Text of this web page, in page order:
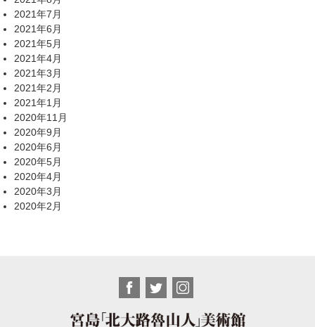
2021年7月
2021年6月
2021年5月
2021年4月
2021年3月
2021年2月
2021年1月
2020年11月
2020年9月
2020年6月
2020年5月
2020年4月
2020年3月
2020年2月